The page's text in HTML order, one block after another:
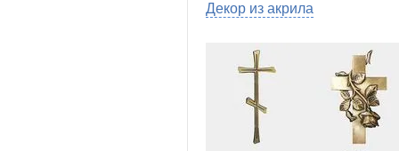
Декор из акрила